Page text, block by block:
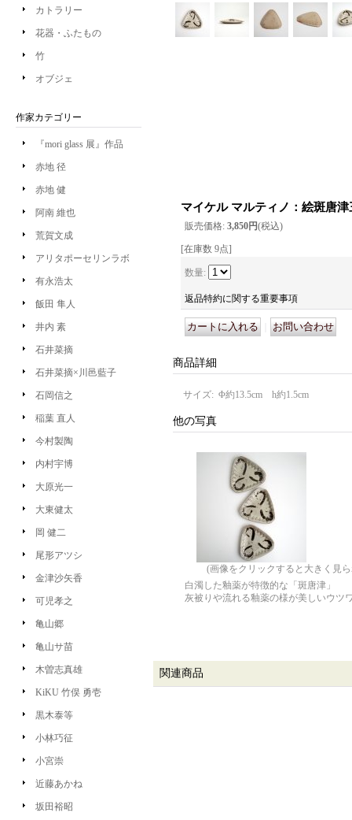
カトラリー
花器・ふたもの
竹
オブジェ
作家カテゴリー
『mori glass 展』作品
赤地 径
赤地 健
阿南 維也
荒賀文成
アリタポーセリンラボ
有永浩太
飯田 隼人
井内 素
石井菜摘
石井菜摘×川邑藍子
石岡信之
稲葉 直人
今村製陶
内村宇博
大原光一
大東健太
岡 健二
尾形アツシ
金津沙矢香
可児孝之
亀山郷
亀山サ苗
木曽志真雄
KiKU 竹俣 勇壱
黒木泰等
小林巧征
小宮崇
近藤あかね
坂田裕昭
マイケル マルティノ：絵斑唐津
販売価格: 3,850円(税込)
[在庫数 9点]
数量:
返品特約に関する重要事項
商品詳細
サイズ: Φ約13.5cm h約1.5cm
他の写真
(画像をクリックすると大きく見
白濁した釉薬が特徴的な「斑唐津」
灰被りや流れる釉薬の様が美しいウツ
関連商品